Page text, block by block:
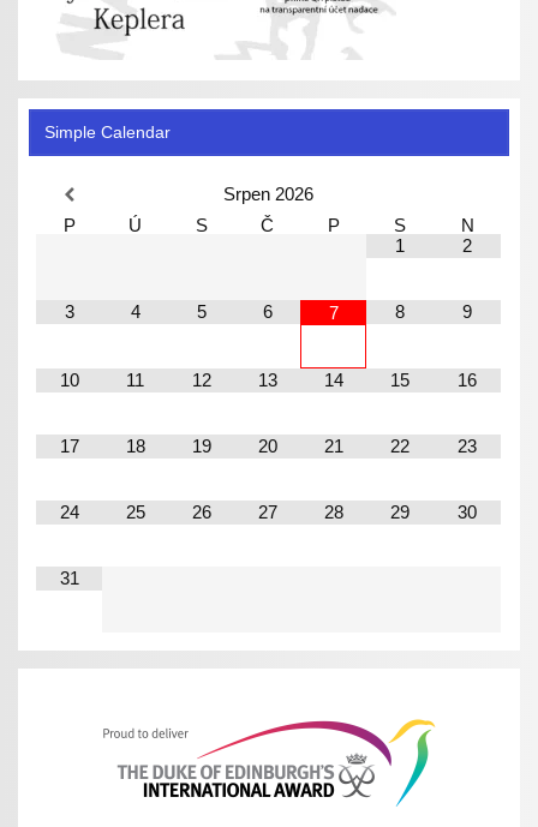
Simple Calendar
Srpen 2026
P
Ú S Č P S
N
1
2
3 4 5 6 7 8 9
10 11 12 13 14 15 16
17 18 19 20 21 22 23
24 25 26 27 28 29 30
31